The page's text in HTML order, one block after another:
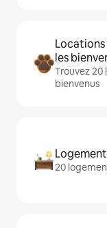
Locations
les
Trouvez 20
bienvenus
20